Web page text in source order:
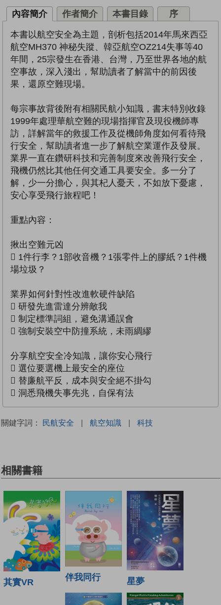
內容簡介 作者簡介 本書目錄 序
本書以航空安全為主題，剖析包括2014年馬來西亞
航空MH370 神秘失蹤、韓亞航空OZ214失事等40
年間，25宗發生在香港、台灣，乃至世界各地的航
空事故，深入淺出，幫助讀者了解當中的前因後
果，還原空難現場。
每宗事故背後附有相關民航小知識，書末特別收錄
1999年處理華航空難的現場指揮官及現役機師專
訪，詳解當年的救援工作及從機師角度如何看待飛
行安全，幫助讀者進一步了解航空業運作及發展。
業界一直在鑽研科技和完善制度來改善飛行安全，
飛機仍然比其他任何交通工具要安全。多一分了
解，少一分擔心，與其杞人憂天，不如放下憂慮，
安心享受飛行旅程吧！
重點內容：
揪出空難元凶
 1件行李？1部收音機？1張零件上的膠紙？1件機
場垃圾？
業界如何針對性改進軟硬件缺陷
 研發先進雷達分辨敵我
 制定標準詞組，避免溝通誤會
 強制安裝空中防撞系統，未雨綢繆
分享航空安全冷知識，讓你安心飛行
 選位要選機上最安全的座位
 替廉航平反，成本與安全絕不掛勾
 洞悉飛機失事先兆，自保有法
關鍵字詞： 民航安全 | 航空知識 | 科技
相關書籍
其實VR 伴我同行 星夢